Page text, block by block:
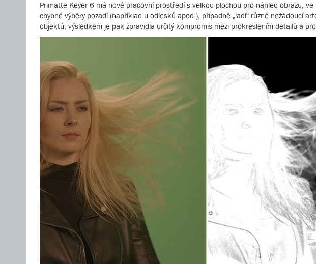
Primatte Keyer 6 má nové pracovní prostředí s velkou plochou pro náhled obrazu,
chybné výběry pozadí (například u odlesků apod.), případně „ladí“ různé nežádoucí
objektů, výsledkem je pak zpravidla určitý kompromis mezi prokreslením detailů a